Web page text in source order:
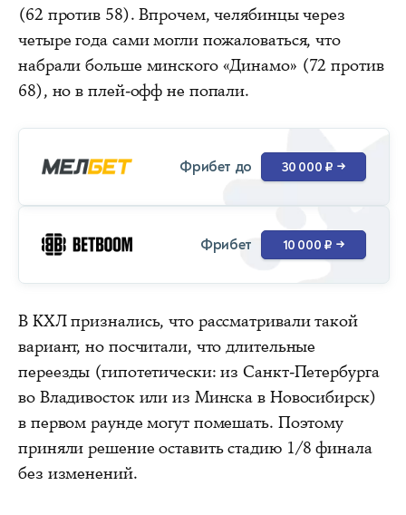
(62 против 58). Впрочем, челябинцы через
четыре года сами могли пожаловаться, что
набрали больше минского «Динамо» (72 против
68), но в плей-офф не попали.
Фрибет до 30 000 ₽ →
Фрибет 10 000 ₽ →
В КХЛ признались, что рассматривали такой
вариант, но посчитали, что длительные
переезды (гипотетически: из Санкт-Петербурга
во Владивосток или из Минска в Новосибирск)
в первом раунде могут помешать. Поэтому
приняли решение оставить стадию 1/8 финала
без изменений.